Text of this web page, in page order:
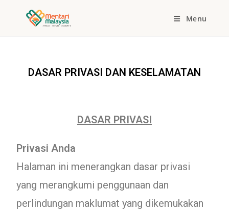
Menu
DASAR PRIVASI DAN KESELAMATAN
DASAR PRIVASI
Privasi Anda
Halaman ini menerangkan dasar privasi
yang merangkumi penggunaan dan
perlindungan maklumat yang dikemukakan